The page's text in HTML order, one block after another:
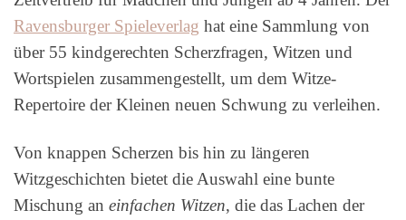
Ravensburger Spieleverlag hat eine Sammlung von
über 55 kindgerechten Scherzfragen, Witzen und
Wortspielen zusammengestellt, um dem Witze-
Repertoire der Kleinen neuen Schwung zu verleihen.
Von knappen Scherzen bis hin zu längeren
Witzgeschichten bietet die Auswahl eine bunte
Mischung an einfachen Witzen, die das Lachen der